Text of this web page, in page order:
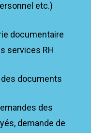
etc.)
documentaire
services RH
documents
des
demande de